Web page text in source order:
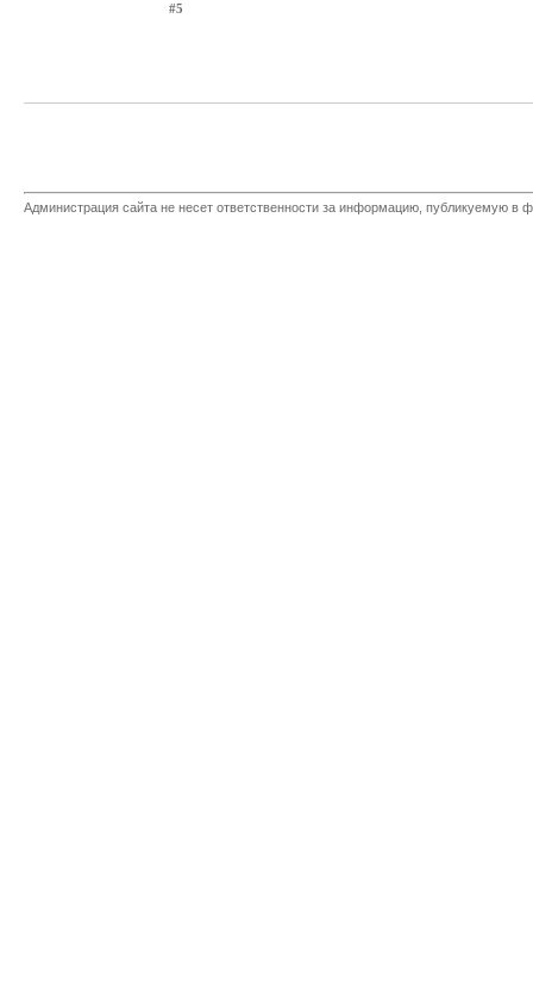
#5
Администрация сайта не несет ответственности за информацию, публикуемую